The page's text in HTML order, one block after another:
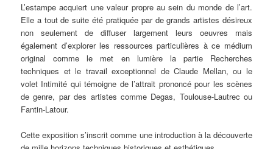
L’estampe acquiert une valeur propre au sein du monde de l’art.
Elle a tout de suite été pratiquée par de grands artistes désireux
non seulement de diffuser largement leurs oeuvres mais
également d’explorer les ressources particulières à ce médium
original comme le met en lumière la partie Recherches
techniques et le travail exceptionnel de Claude Mellan, ou le
volet Intimité qui témoigne de l’attrait prononcé pour les scènes
de genre, par des artistes comme Degas, Toulouse-Lautrec ou
Fantin-Latour.
Cette exposition s’inscrit comme une introduction à la découverte